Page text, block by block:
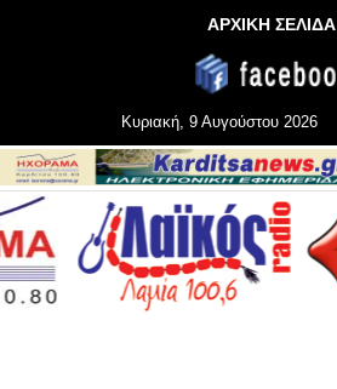
ΑΡΧΙΚΗ ΣΕΛΙΔΑ
Κυριακή, 9 Αυγούστου 2026